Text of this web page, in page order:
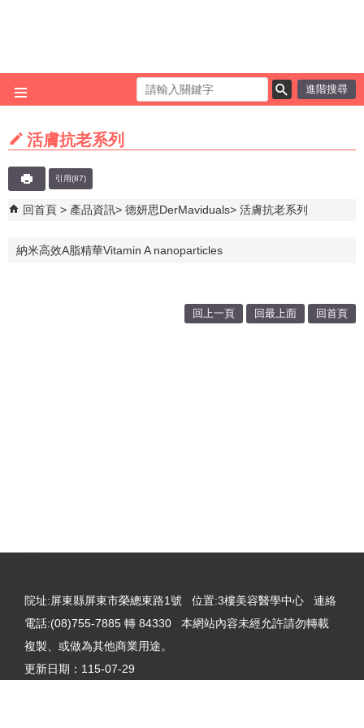
進階搜尋
活膚抗老系列
引用(87)
回首頁 產品資訊 德妍思DerMaviduals 活膚抗老系列
納米高效A脂精華Vitamin A nanoparticles
回上一頁 回最上面 回首頁
院址:屏東縣屏東市榮總東路1號 位置:3樓美容醫學中心 連絡
電話:(08)755-7885 轉 84330 本網站內容未經允許請勿轉載
複製、或做為其他商業用途。
更新日期： 115-07-29